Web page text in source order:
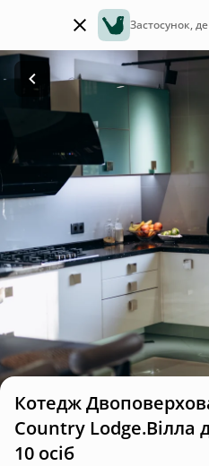
Застосунок,
Котедж
Country Lodge.Вілла
10 осіб